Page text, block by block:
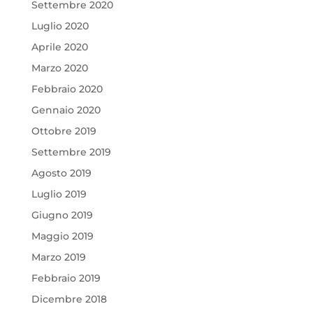
Settembre 2020
Luglio 2020
Aprile 2020
Marzo 2020
Febbraio 2020
Gennaio 2020
Ottobre 2019
Settembre 2019
Agosto 2019
Luglio 2019
Giugno 2019
Maggio 2019
Marzo 2019
Febbraio 2019
Dicembre 2018